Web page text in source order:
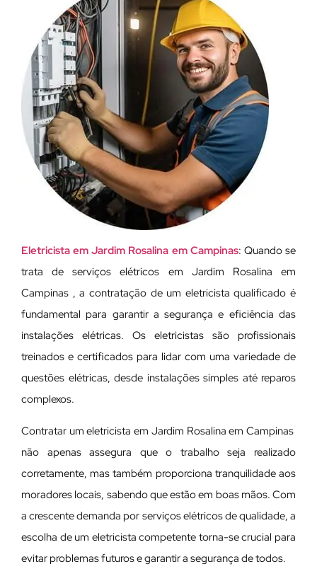
Eletricista em Jardim Rosalina em Campinas: Quando se
trata de serviços elétricos em Jardim Rosalina em
Campinas , a contratação de um eletricista qualificado é
fundamental para garantir a segurança e eficiência das
instalações elétricas. Os eletricistas são profissionais
treinados e certificados para lidar com uma variedade de
questões elétricas, desde instalações simples até reparos
complexos.
Contratar um eletricista em Jardim Rosalina em Campinas
não apenas assegura que o trabalho seja realizado
corretamente, mas também proporciona tranquilidade aos
moradores locais, sabendo que estão em boas mãos. Com
a crescente demanda por serviços elétricos de qualidade, a
escolha de um eletricista competente torna-se crucial para
evitar problemas futuros e garantir a segurança de todos.